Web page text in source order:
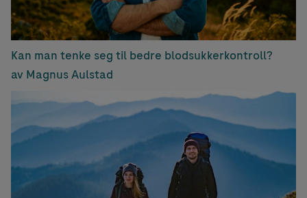
Kan man tenke seg til bedre blodsukkerkontroll?
av Magnus Aulstad